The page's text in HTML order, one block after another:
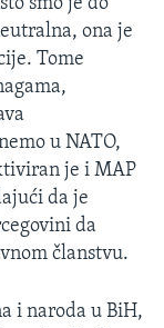
smo je do
ona je
Tome
u NATO,
je i MAP
da je
da
članstvu.
i naroda u BiH,